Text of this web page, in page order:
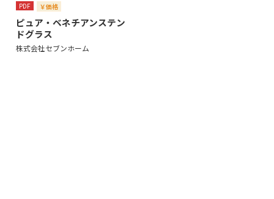
PDF ￥価格
ピュア・ベネチアンステン
ドグラス
株式会社セブンホーム